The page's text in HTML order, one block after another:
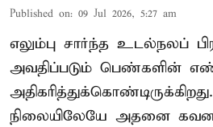
Published on: 09 Jul 2026, 5:27 am
எலும்பு சார்ந்த உடல்நலப்
அவதிப்படும் பெண்களின்
நிலையிலேயே அதனை